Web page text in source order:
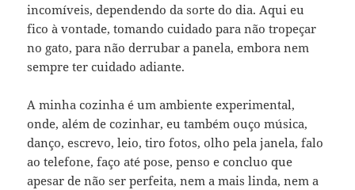
incomíveis, dependendo da sorte do dia. Aqui eu
fico à vontade, tomando cuidado para não tropeçar
no gato, para não derrubar a panela, embora nem
sempre ter cuidado adiante.
A minha cozinha é um ambiente experimental,
onde, além de cozinhar, eu também ouço música,
danço, escrevo, leio, tiro fotos, olho pela janela, falo
ao telefone, faço até pose, penso e concluo que
apesar de não ser perfeita, nem a mais linda, nem a